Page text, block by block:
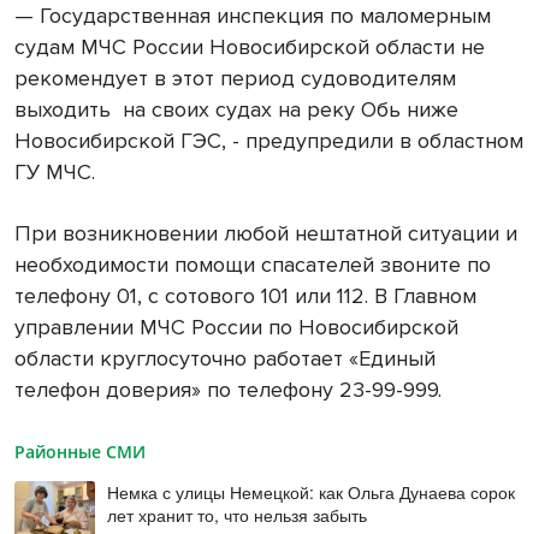
— Государственная инспекция по маломерным
судам МЧС России Новосибирской области не
рекомендует в этот период судоводителям
выходить на своих судах на реку Обь ниже
Новосибирской ГЭС, - предупредили в областном
ГУ МЧС.
При возникновении любой нештатной ситуации и
необходимости помощи спасателей звоните по
телефону 01, с сотового 101 или 112. В Главном
управлении МЧС России по Новосибирской
области круглосуточно работает «Единый
телефон доверия» по телефону 23-99-999.
Районные СМИ
Немка с улицы Немецкой: как Ольга Дунаева сорок
лет хранит то, что нельзя забыть